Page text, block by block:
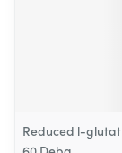
Reduced l-